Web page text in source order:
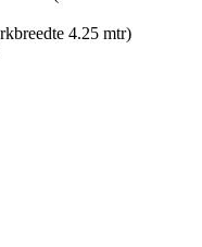
4.25 mtr)